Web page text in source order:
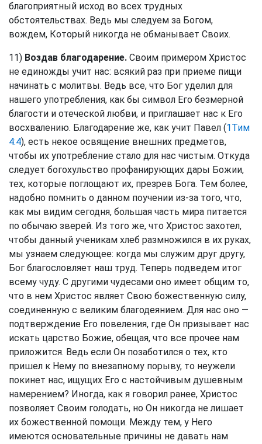
благоприятный исход во всех трудных
обстоятельствах. Ведь мы следуем за Богом,
вождем, Который никогда не обманывает Своих.
11) Воздав благодарение. Своим примером Христос
не единожды учит нас: всякий раз при приеме пищи
начинать с молитвы. Ведь все, что Бог уделил для
нашего употребления, как бы символ Его безмерной
благости и отеческой любви, и приглашает нас к Его
восхвалению. Благодарение же, как учит Павел (1Тим
4:4), есть некое освящение внешних предметов,
чтобы их употребление стало для нас чистым. Откуда
следует богохульство профанирующих дары Божии,
тех, которые поглощают их, презрев Бога. Тем более,
надобно помнить о данном поучении из-за того, что,
как мы видим сегодня, большая часть мира питается
по обычаю зверей. Из того же, что Христос захотел,
чтобы данный ученикам хлеб размножился в их руках,
мы узнаем следующее: когда мы служим друг другу,
Бог благословляет наш труд. Теперь подведем итог
всему чуду. С другими чудесами оно имеет общим то,
что в нем Христос являет Свою божественную силу,
соединенную с великим благодеянием. Для нас оно —
подтверждение Его повеления, где Он призывает нас
искать царство Божие, обещая, что все прочее нам
приложится. Ведь если Он позаботился о тех, кто
пришел к Нему по внезапному порыву, то неужели
покинет нас, ищущих Его с настойчивым душевным
намерением? Иногда, как я говорил ранее, Христос
позволяет Своим голодать, но Он никогда не лишает
их божественной помощи. Между тем, у Него
имеются основательные причины не давать нам